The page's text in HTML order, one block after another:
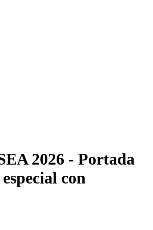
2026 - Portada
con